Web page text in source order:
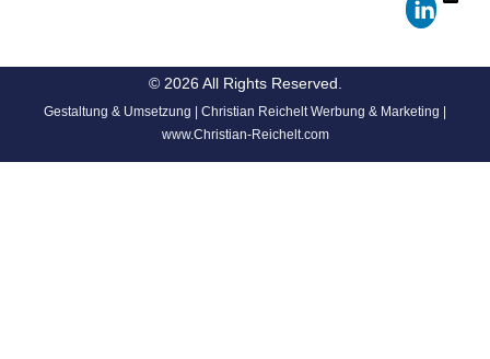
© 2026 All Rights Reserved.
Gestaltung & Umsetzung | Christian Reichelt Werbung & Marketing |
www.Christian-Reichelt.com